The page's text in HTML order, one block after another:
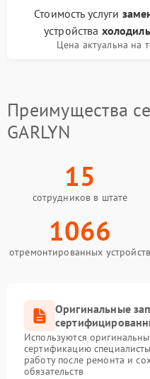
Стоимость услуги
устройства
Цена актуальна на
Преимущества
GARLYN
15
сотрудников в штате
1066
отремонтированных устройств
Оригинальные
Используются
сертификацию
работу после ремонта и
обязательств